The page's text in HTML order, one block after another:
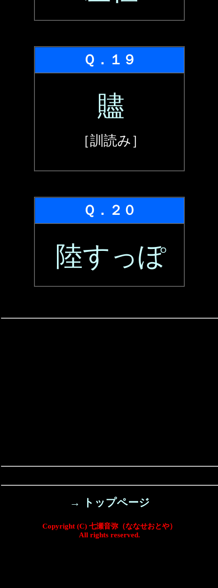
Ｑ．１９
贐
［訓読み］
Ｑ．２０
陸すっぽ
→ トップページ
Copyright (C) 七瀬音弥（ななせおとや）
All rights reserved.